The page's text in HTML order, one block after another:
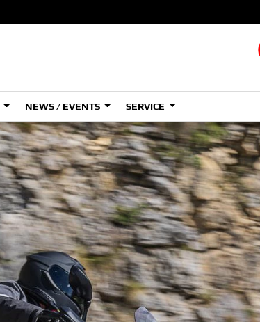
A
Tenere
700
A
Tenere
700
(Low)
A2
Tenere
700
(Low)
35kW
A2
Tenere
700
A
Tenere
700
A2
Tenere
700
NEWS / EVENTS SERVICE